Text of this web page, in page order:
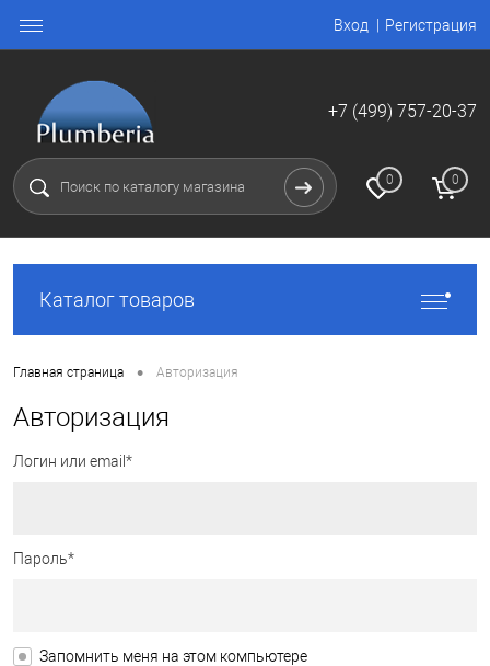
Вход Регистрация
+7 (499) 757-20-37
0 0
Каталог товаров
Главная страница • Авторизация
Авторизация
Логин или email*
Пароль*
Запомнить меня на этом компьютере